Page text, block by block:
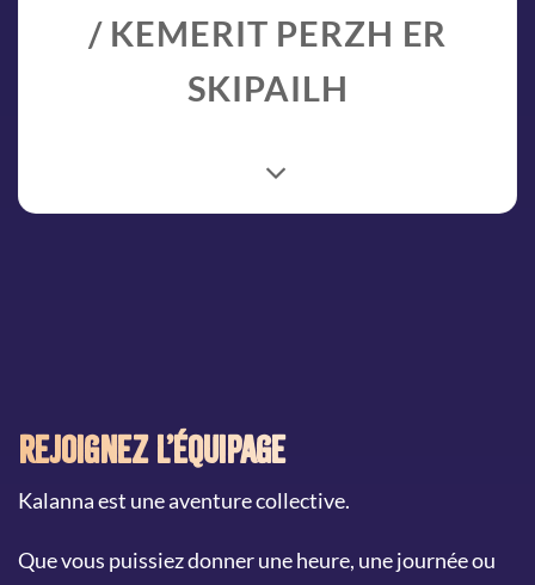
/ KEMERIT PERZH ER
SKIPAILH
Rejoignez l’équipage
Kalanna est une aventure collective.
Que vous puissiez donner une heure, une journée ou